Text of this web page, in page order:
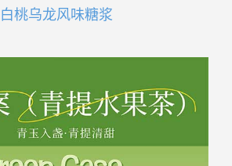
白桃乌龙风味糖浆